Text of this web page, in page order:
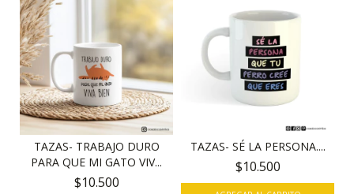
TAZAS- TRABAJO DURO
PARA QUE MI GATO VIV...
$10.500
TAZAS- SÉ LA PERSONA....
$10.500